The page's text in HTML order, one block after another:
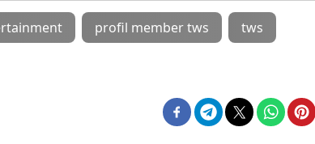
profil member tws tws